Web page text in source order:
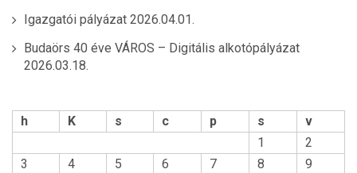
Igazgatói pályázat 2026.04.01.
Budaörs 40 éve VÁROS – Digitális alkotópályázat
2026.03.18.
h K s c p s
v
1
2
3
4 5 6 7 8
9